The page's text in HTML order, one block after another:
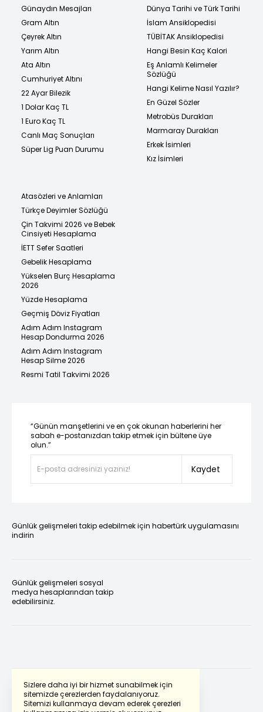
Sizlere daha iyi bir hizmet sunabilmek için
sitemizde çerezlerden faydalanıyoruz.
Sitemizi kullanmaya devam ederek çerezleri
Günaydın Mesajları
Gram Altın
Çeyrek Altın
Yarım Altın
Ata Altın
Cumhuriyet Altını
22 Ayar Bilezik
1 Dolar Kaç TL
1 Euro Kaç TL
Canlı Maç Sonuçları
Süper Lig Puan Durumu
Dünya Tarihi ve Türk Tarihi
İslam Ansiklopedisi
TÜBİTAK Ansiklopedisi
Hangi Besin Kaç Kalori
Eş Anlamlı Kelimeler
Sözlüğü
Hangi Kelime Nasıl Yazılır?
En Güzel Sözler
Metrobüs Durakları
Marmaray Durakları
Erkek İsimleri
Kız İsimleri
Atasözleri ve Anlamları
Türkçe Deyimler Sözlüğü
Çin Takvimi 2026 ve Bebek
Cinsiyeti Hesaplama
İETT Sefer Saatleri
Gebelik Hesaplama
Yükselen Burç Hesaplama
2026
Yüzde Hesaplama
Geçmiş Döviz Fiyatları
Adım Adım Instagram
Hesap Dondurma 2026
Adım Adım Instagram
Hesap Silme 2026
Resmi Tatil Takvimi 2026
“Günün manşetlerini ve en çok okunan haberlerini her
sabah e-postanızdan takip etmek için bültene üye
olun.”
Kaydet
Günlük gelişmeleri takip edebilmek için habertürk uygulamasını
indirin
Günlük gelişmeleri sosyal
medya hesaplarından takip
edebilirsiniz.
Powered by Translate